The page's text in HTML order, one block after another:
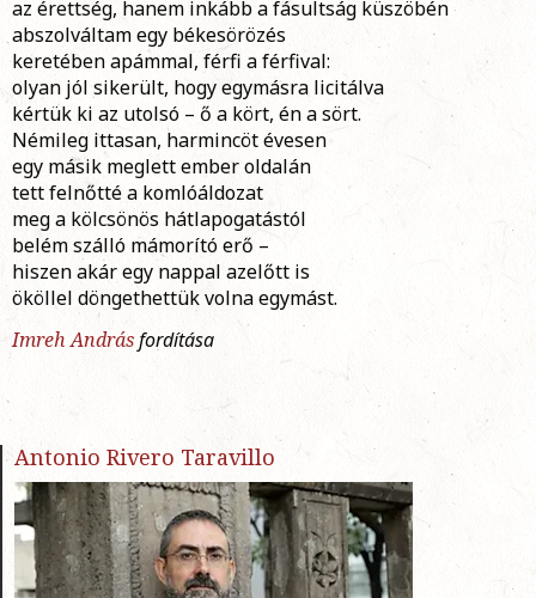
az érettség, hanem inkább a fásultság küszöbén
abszolváltam egy békesörözés
keretében apámmal, férfi a férfival:
olyan jól sikerült, hogy egymásra licitálva
kértük ki az utolsó – ő a kört, én a sört.
Némileg ittasan, harmincöt évesen
egy másik meglett ember oldalán
tett felnőtté a komlóáldozat
meg a kölcsönös hátlapogatástól
belém szálló mámorító erő –
hiszen akár egy nappal azelőtt is
ököllel döngethettük volna egymást.
Imreh Andrásfordítása
Antonio Rivero Taravillo